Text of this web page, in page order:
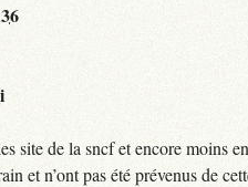
site de la sncf et encore moins
et n’ont pas été prévenus de